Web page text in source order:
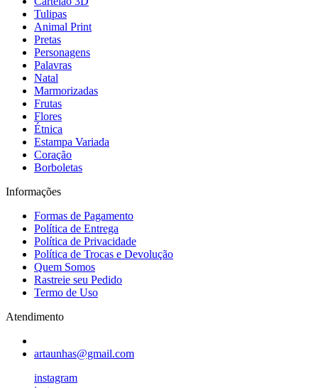
Tulipas
Animal Print
Pretas
Personagens
Palavras
Natal
Marmorizadas
Frutas
Flores
Étnica
Estampa Variada
Coração
Borboletas
Informações
Formas de Pagamento
Política de Entrega
Política de Privacidade
Política de Trocas e Devolução
Quem Somos
Rastreie seu Pedido
Termo de Uso
Atendimento
artaunhas@gmail.com
instagram